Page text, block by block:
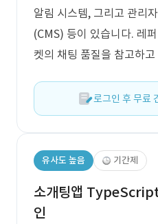
알림 시스템, 그리고 관리
(CMS) 등이 있습니다. 레
켓의 채팅 품질을 참고하고
로그인 후 무료
유사도 높음 기간제
소개팅앱
인